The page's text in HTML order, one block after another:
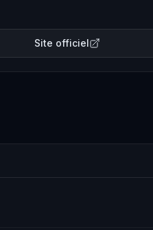
Site officiel